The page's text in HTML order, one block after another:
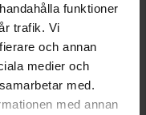
funktioner
trafik. Vi
och annan
medier och
med.
med annan
WP Polyurethan